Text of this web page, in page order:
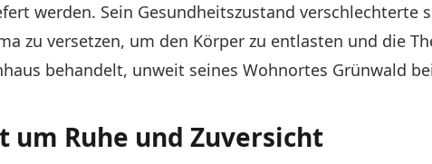
werden. Sein Gesundheitszustand
zu versetzen, um den Körper zu entlasten und die
behandelt, unweit seines Wohnortes Grünwald
Ruhe und Zuversicht